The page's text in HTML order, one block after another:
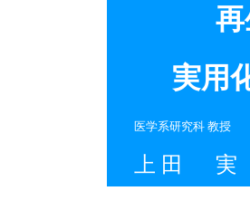
実用
医学系研究科 教授
上 田 実